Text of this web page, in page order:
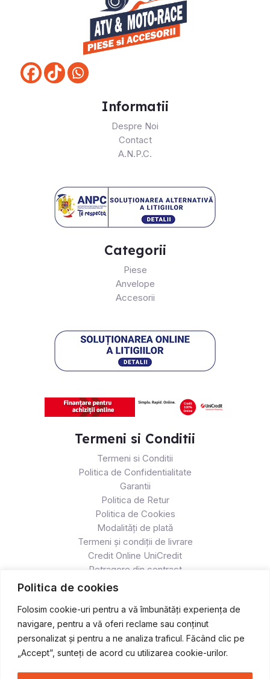
Politica de cookies
Folosim cookie-uri pentru a vă îmbunătăți experiența de
navigare, pentru a vă oferi reclame sau conținut
personalizat și pentru a ne analiza traficul. Făcând clic pe
„Accept”, sunteți de acord cu utilizarea cookie-urilor.
Informatii
Despre Noi
Contact
A.N.P.C.
Categorii
Piese
Anvelope
Accesorii
Termeni si Conditii
Termeni si Conditii
Politica de Confidentialitate
Garantii
Politica de Retur
Politica de Cookies
Modalități de plată
Termeni și condiții de livrare
Credit Online UniCredit
Retragere din contract